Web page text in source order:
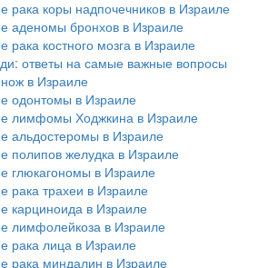
рака коры надпочечников в Израиле
аденомы бронхов в Израиле
рака костного мозга в Израиле
ответы на самые важные вопросы
в Израиле
одонтомы в Израиле
лимфомы Ходжкина в Израиле
альдостеромы в Израиле
полипов желудка в Израиле
глюкагономы в Израиле
рака трахеи в Израиле
карциноида в Израиле
лимфолейкоза в Израиле
рака лица в Израиле
рака миндалин в Израиле